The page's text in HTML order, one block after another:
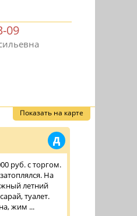
09
Показать на карте
Д
руб. с торгом.
На
летний
туалет.
жим ...